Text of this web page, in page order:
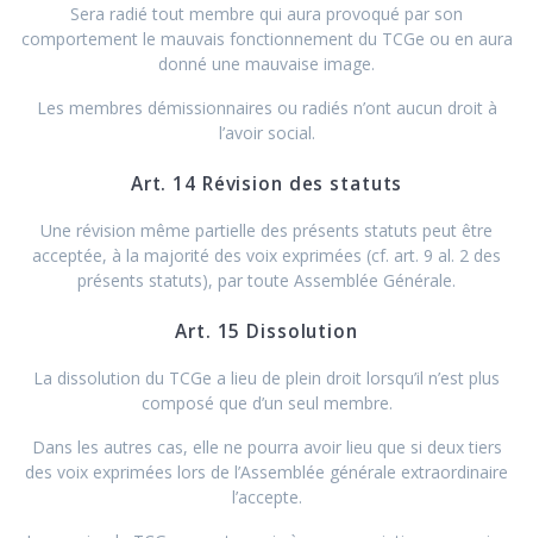
Sera radié tout membre qui aura provoqué par son
comportement le mauvais fonctionnement du TCGe ou en aura
donné une mauvaise image.
Les membres démissionnaires ou radiés n’ont aucun droit à
l’avoir social.
Art. 14 Révision des statuts
Une révision même partielle des présents statuts peut être
acceptée, à la majorité des voix exprimées (cf. art. 9 al. 2 des
présents statuts), par toute Assemblée Générale.
Art. 15 Dissolution
La dissolution du TCGe a lieu de plein droit lorsqu’il n’est plus
composé que d’un seul membre.
Dans les autres cas, elle ne pourra avoir lieu que si deux tiers
des voix exprimées lors de l’Assemblée générale extraordinaire
l’accepte.